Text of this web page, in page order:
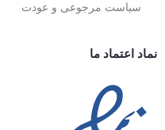
سیاست مرجوعی و عودت
نماد اعتماد ما